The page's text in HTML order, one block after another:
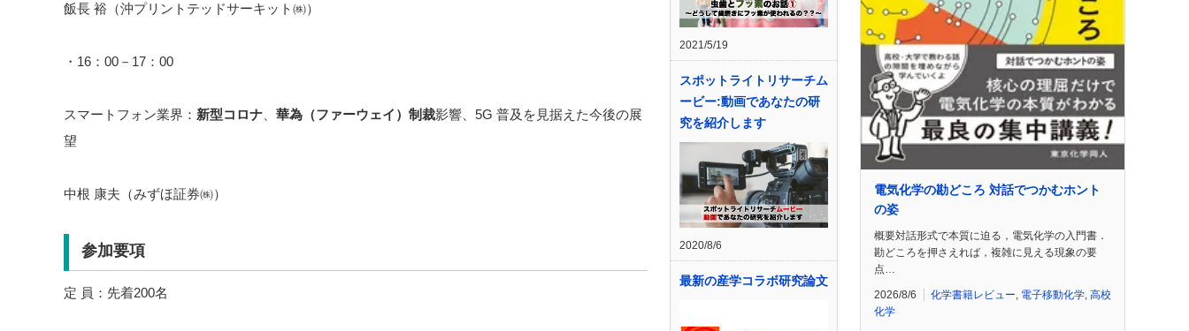
飯長 裕（沖プリントテッドサーキット㈱）
・16：00－17：00
スマートフォン業界： 新型コロナ 華為（ファーウェイ）制裁影響、5G 普及を見据えた今後の展
望
中根 康夫（みずほ証券㈱）
参加要項
定 員：先着200名
2021/5/19
スポットライトリサーチム
ービー:動画であなたの研
究を紹介します
2020/8/6
最新の産学コラボ研究論文
電気化学の勘どころ 対話でつかむホント
の姿
概要対話形式で本質に迫る，電気化学の入門書．
勘どころを押さえれば，複雑に見える現象の要
点…
2026/8/6 化学書籍レビュー 電子移動化学 高校
化学